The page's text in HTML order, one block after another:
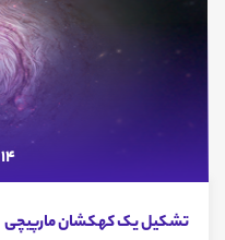
14 دی 1399
تشکیل یک کهکشان مارپیچی